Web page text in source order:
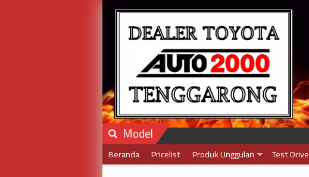
Model
Beranda Pricelist Produk Unggulan Test Drive